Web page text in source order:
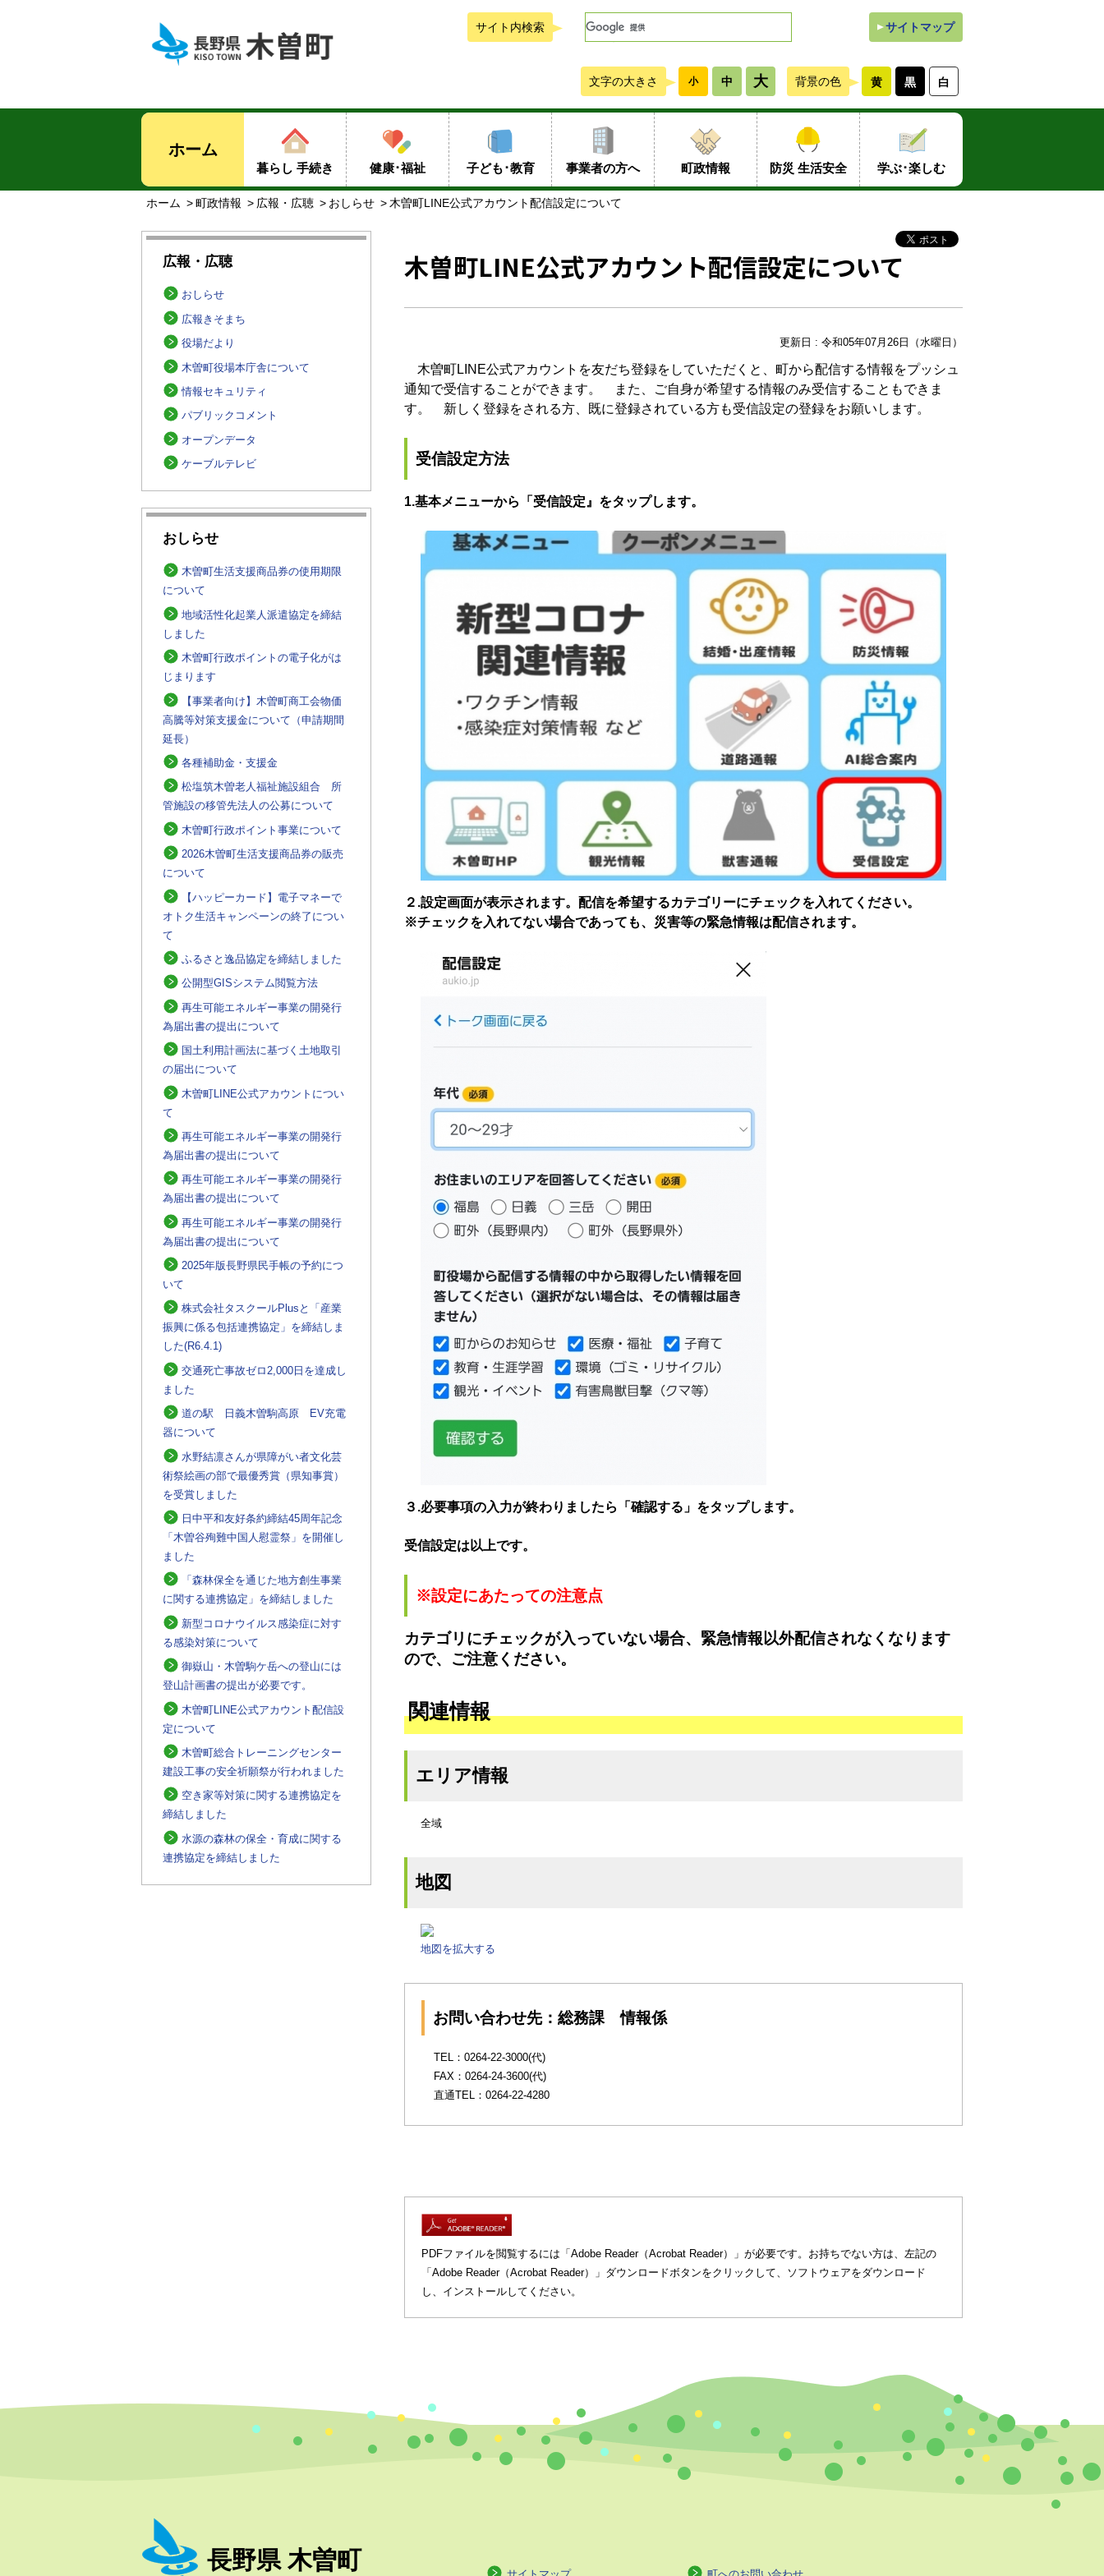
サイトマップ
サイト内検索
白
黒
黄
背景の色
大
中
小
文字の大きさ
ホーム
暮らし 手続き 健康･福祉 子ども･教育 事業者の方へ 町政情報 防災 生活安全 学ぶ･楽しむ
ホーム 町政情報 広報・広聴 おしらせ 木曽町LINE公式アカウント配信設定について
広報・広聴
おしらせ
広報きそまち
役場だより
木曽町役場本庁舎について
情報セキュリティ
パブリックコメント
オープンデータ
ケーブルテレビ
おしらせ
木曽町生活支援商品券の使用期限
について
地域活性化起業人派遣協定を締結
しました
木曽町行政ポイントの電子化がは
じまります
【事業者向け】木曽町商工会物価
高騰等対策支援金について（申請期間
延長）
各種補助金・支援金
松塩筑木曽老人福祉施設組合 所
管施設の移管先法人の公募について
木曽町行政ポイント事業について
2026木曽町生活支援商品券の販売
について
【ハッピーカード】電子マネーで
オトク生活キャンペーンの終了につい
て
ふるさと逸品協定を締結しました
公開型GISシステム閲覧方法
再生可能エネルギー事業の開発行
為届出書の提出について
国土利用計画法に基づく土地取引
の届出について
木曽町LINE公式アカウントについ
て
再生可能エネルギー事業の開発行
為届出書の提出について
再生可能エネルギー事業の開発行
為届出書の提出について
再生可能エネルギー事業の開発行
為届出書の提出について
2025年版長野県民手帳の予約につ
いて
株式会社タスクールPlusと「産業
振興に係る包括連携協定」を締結しま
した(R6.4.1)
交通死亡事故ゼロ2,000日を達成し
ました
道の駅 日義木曽駒高原 EV充電
器について
水野結凛さんが県障がい者文化芸
術祭絵画の部で最優秀賞（県知事賞）
を受賞しました
日中平和友好条約締結45周年記念
「木曽谷殉難中国人慰霊祭」を開催し
ました
「森林保全を通じた地方創生事業
に関する連携協定」を締結しました
新型コロナウイルス感染症に対す
る感染対策について
御嶽山・木曽駒ケ岳への登山には
登山計画書の提出が必要です。
木曽町LINE公式アカウント配信設
定について
木曽町総合トレーニングセンター
建設工事の安全祈願祭が行われました
空き家等対策に関する連携協定を
締結しました
水源の森林の保全・育成に関する
連携協定を締結しました
木曽町LINE公式アカウント配信設定について
更新日 : 令和05年07月26日（水曜日）
木曽町LINE公式アカウントを友だち登録をしていただくと、町から配信する情報をプッシュ
通知で受信することができます。 また、ご自身が希望する情報のみ受信することもできま
す。 新しく登録をされる方、既に登録されている方も受信設定の登録をお願いします。
受信設定方法
1.基本メニューから「受信設定』をタップします。
２.設定画面が表示されます。配信を希望するカテゴリーにチェックを入れてください。
※チェックを入れてない場合であっても、災害等の緊急情報は配信されます。
３.必要事項の入力が終わりましたら「確認する」をタップします。
受信設定は以上です。
※設定にあたっての注意点
カテゴリにチェックが入っていない場合、緊急情報以外配信されなくなります
ので、ご注意ください。
関連情報
エリア情報
全域
地図
地図を拡大する
お問い合わせ先：総務課 情報係
TEL：0264-22-3000(代)
FAX：0264-24-3600(代)
直通TEL：0264-22-4280
PDFファイルを閲覧するには「Adobe Reader（Acrobat Reader）」が必要です。お持ちでない方は、左記の
「Adobe Reader（Acrobat Reader）」ダウンロードボタンをクリックして、ソフトウェアをダウンロード
し、インストールしてください。
長野県 木曽町